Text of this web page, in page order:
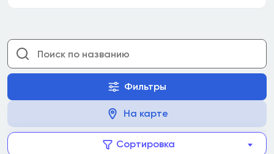
Фильтры
На карте
Сортировка